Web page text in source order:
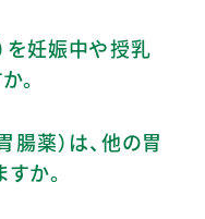
を妊娠中や授乳
。
腸薬）は、他の胃
か。